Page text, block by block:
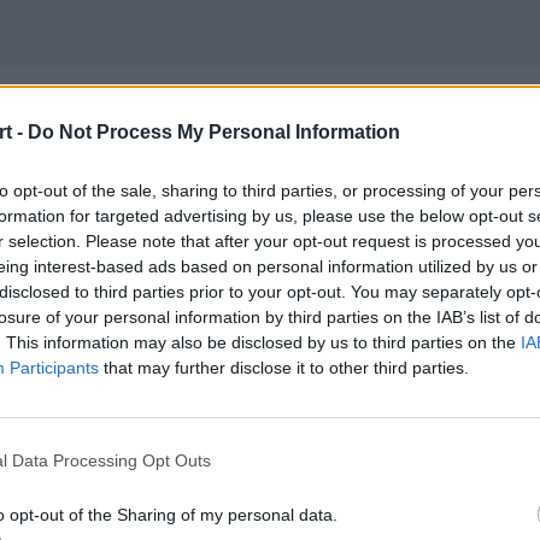
- Do Not Process My Personal Information
opt-out of the sale, sharing to third parties, or processing of your
for targeted advertising by us, please use the below opt-out
selection. Please note that after your opt-out request is processed
interest-based ads based on personal information utilized by us
to third parties prior to your opt-out. You may separately
of your personal information by third parties on the IAB’s list of
This information may also be disclosed by us to third parties on the
Participants that may further disclose it to other third parties.
Data Processing Opt Outs
opt-out of the Sharing of my personal data.
Gaming, postanowił napisać
czyli wydawcy CS:GO. Porusza w
napisać list otwarty do Gabe Newella, dyrektora